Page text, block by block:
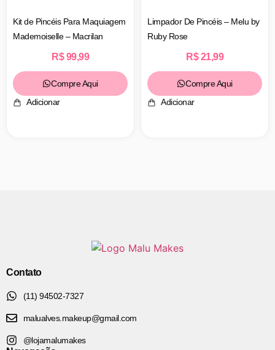
Kit de Pincéis Para Maquiagem
Mademoiselle – Macrilan
R$99,99
Compre Aqui
Adicionar
Limpador De Pincéis – Melu by
Ruby Rose
R$21,99
Compre Aqui
Adicionar
Contato
(11) 94502-7327
malualves.makeup@gmail.com
@lojamalumakes